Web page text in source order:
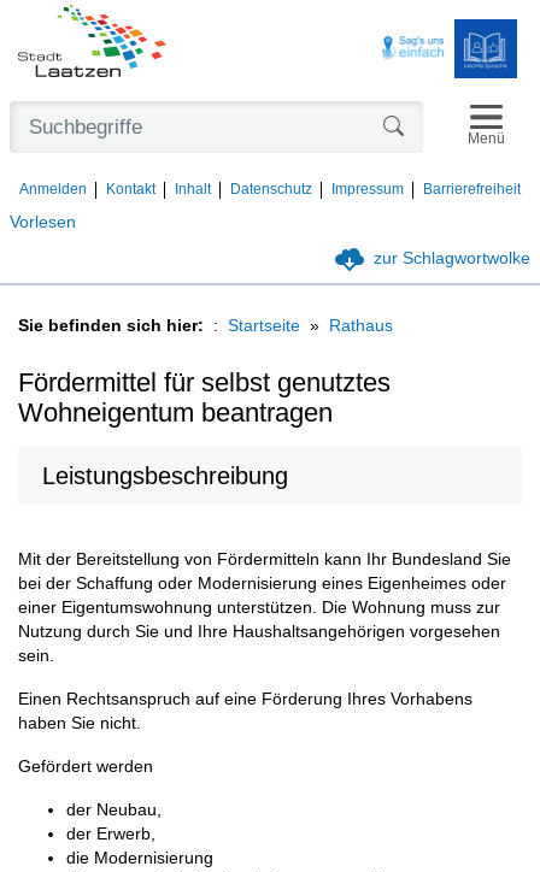
Vorlesen
Anmelden Kontakt Inhalt Datenschutz Impressum Barrierefreiheit
Menü
zur Schlagwortwolke
Sie befinden sich hier: Startseite Rathaus
Fördermittel für selbst genutztes
Wohneigentum beantragen
Leistungsbeschreibung
Mit der Bereitstellung von Fördermitteln kann Ihr Bundesland Sie
bei der Schaffung oder Modernisierung eines Eigenheimes oder
einer Eigentumswohnung unterstützen. Die Wohnung muss zur
Nutzung durch Sie und Ihre Haushaltsangehörigen vorgesehen
sein.
Einen Rechtsanspruch auf eine Förderung Ihres Vorhabens
haben Sie nicht.
Gefördert werden
der Neubau,
der Erwerb,
die Modernisierung